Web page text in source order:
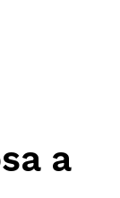
a